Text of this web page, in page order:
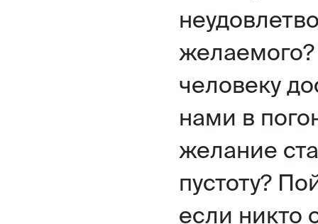
человеку
нами в
желание
пустоту?
если никто